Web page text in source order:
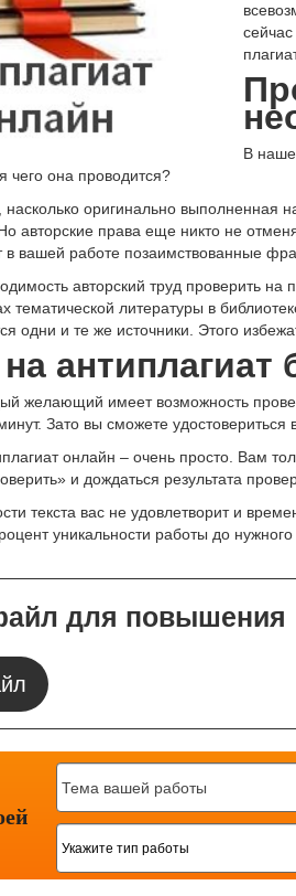
В наше
чего она проводится?
насколько оригинально выполненная
авторские права еще никто не
в вашей работе позаимствованные
авторский труд проверить
тематической литературы в
одни и те же источники. Этого
антиплагиат
желающий имеет возможность
Зато вы сможете удостовериться
онлайн – очень просто. Вам
и дождаться результата
текста вас не удовлетворит и
уникальности работы до нужного
для повышения